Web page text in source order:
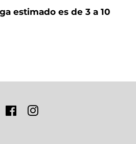
estimado es de 3 a 10
FacebookInstagram